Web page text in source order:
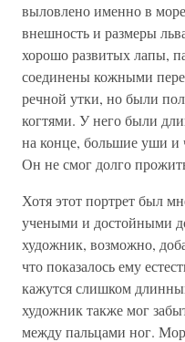
выловлено именно в
внешность и размеры
хорошо развитых лапы,
соединены кожными
речной утки, но были
когтями. У него были
на конце, большие уши и
Он не смог долго
Хотя этот портрет был
учеными и достойными
художник, возможно,
что показалось ему
кажутся слишком
художник также мог
между пальцами ног.